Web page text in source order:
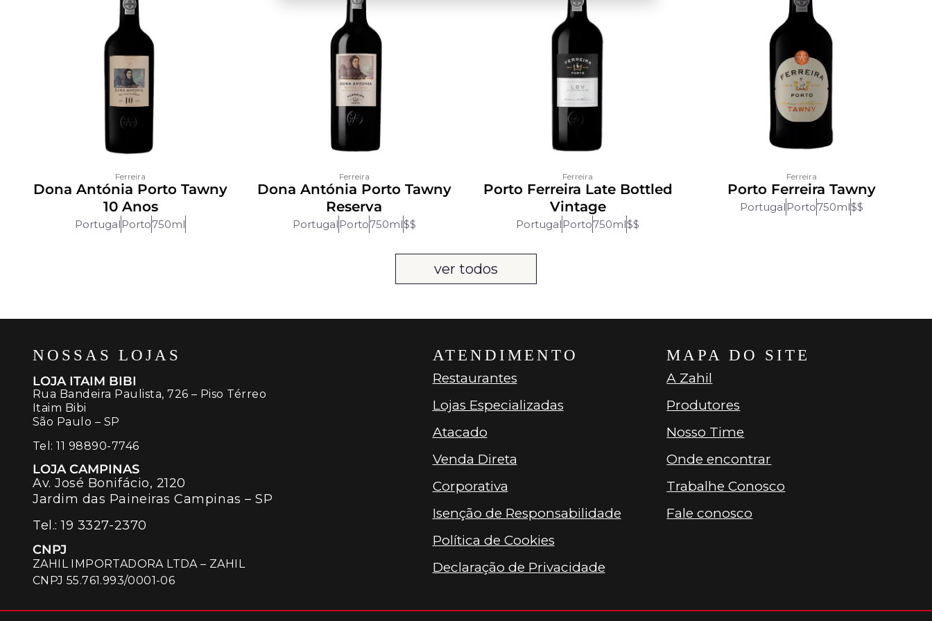
Ferreira
Dona Antónia Porto Tawny
10 Anos
Portugal Porto750ml
Ferreira
Dona Antónia Porto Tawny
Reserva
Portugal Porto750ml$$
Ferreira
Porto Ferreira Late Bottled
Vintage
Portugal Porto750ml$$
Ferreira
Porto Ferreira Tawny
Portugal Porto750ml$$
ver todos
NOSSAS LOJAS
LOJA ITAIM BIBI
Rua Bandeira Paulista, 726 – Piso Térreo
Itaim Bibi
São Paulo – SP
Tel:11 98890-7746
LOJA CAMPINAS
Av. José Bonifácio, 2120
Jardim das Paineiras Campinas – SP
Tel.:19 3327-2370
CNPJ
ZAHIL IMPORTADORA LTDA – ZAHIL
CNPJ 55.761.993/0001-06
ATENDIMENTO
Restaurantes
Lojas Especializadas
Atacado
Venda Direta
Corporativa
Isenção de Responsabilidade
Política de Cookies
Declaração de Privacidade
MAPA DO SITE
A Zahil
Produtores
Nosso Time
Onde encontrar
Trabalhe Conosco
Fale conosco